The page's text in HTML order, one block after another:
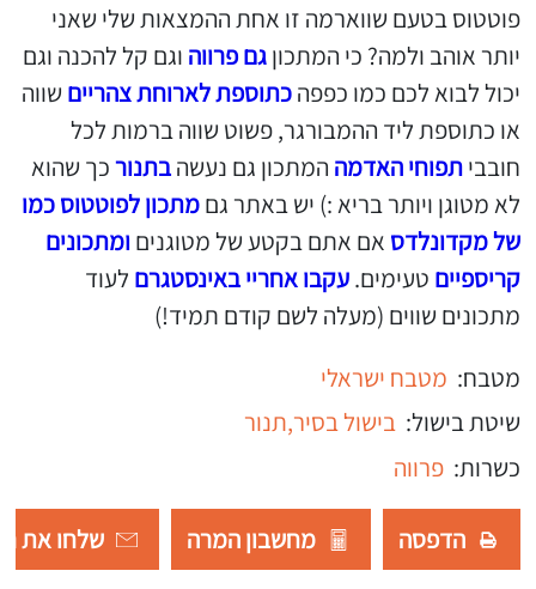
פוטטוס בטעם שווארמה זו אחת ההמצאות שלי שאני
יותר אוהב ולמה? כי המתכוןגם פרווה וגם קל להכנה וגם
יכול לבוא לכם כמו כפפהכתוספת לארוחת צהריים שווה
או כתוספת ליד ההמבורגר, פשוט שווה ברמות לכל
חובביתפוחי האדמה המתכון גם נעשהבתנורכך שהוא
לא מטוגן ויותר בריא :) יש באתר גםמתכון לפוטטוס כמו
של מקדונלדס אם אתם בקטע של מטוגניםומתכונים
קריספיים טעימים.עקבו אחריי באינסטגרם לעוד
מתכונים שווים (מעלה לשם קודם תמיד!)
מטבח: מטבח ישראלי
שיטת בישול: בישול בסיר,תנור
כשרות: פרווה
הדפסה מחשבון המרה שלחו את